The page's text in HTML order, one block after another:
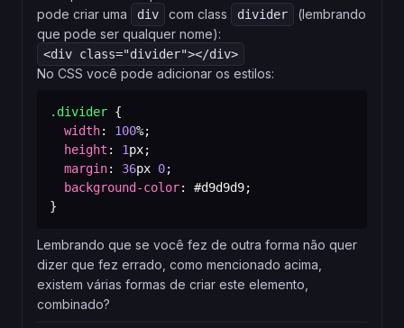
pode criar uma
div com class divider
(lembrando
que pode ser qualquer nome):
No CSS você pode adicionar os estilos:
.divider {
width: 100%;
height : 1px;
margin: 36px 0;
background-color: #d9d9d9;
}
Lembrando que se você fez de outra forma não quer
dizer que fez errado, como mencionado acima,
existem várias formas de criar este elemento,
combinado?